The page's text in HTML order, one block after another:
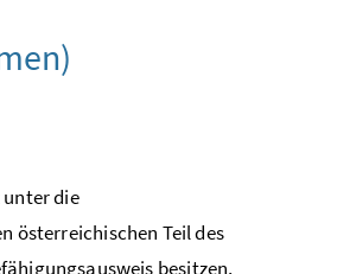
die
österreichischen Teil des
besitzen,